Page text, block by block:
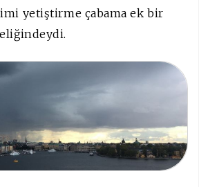
yetiştirme çabama ek bir